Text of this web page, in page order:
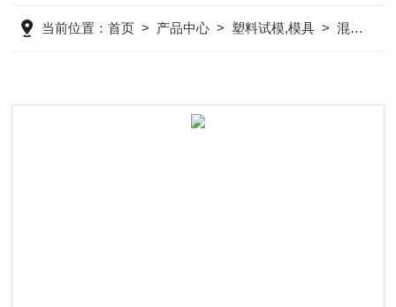
当前位置：首页 > 产品中心 > 塑料试模,模具 >混凝土抗折试模